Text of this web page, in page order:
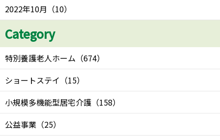
2022年10月 （10）
Category
特別養護老人ホーム （674）
ショートステイ （15）
小規模多機能型居宅介護 （158）
公益事業 （25）